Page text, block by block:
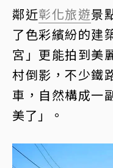
鄰近彰化旅遊景
了色彩繽紛的建
宮」更能拍到美
村倒影，不少鐵
車，自然構成一
美了」。